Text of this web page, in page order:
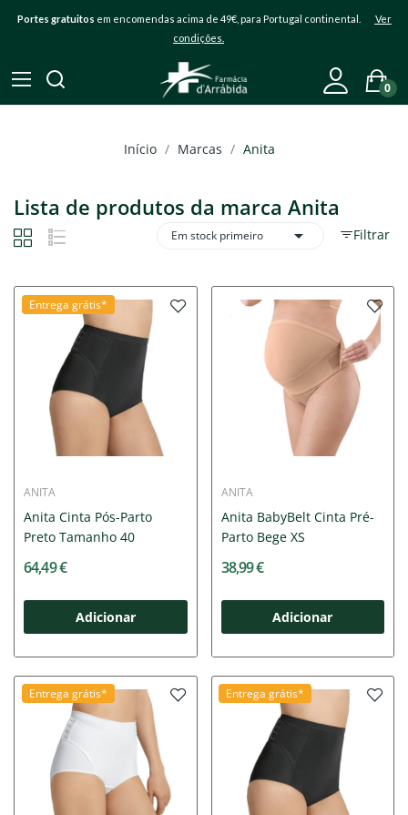
Portes gratuitos em encomendas acima de 49€, para Portugal continental. Ver
condições.
0
Início Marcas Anita
Lista de produtos da marca Anita
Filtrar
Em stock primeiro 
Entrega grátis*
ANITA
Anita Cinta Pós-Parto
Preto Tamanho 40
64,49 €
Adicionar
ANITA
Anita BabyBelt Cinta Pré-
Parto Bege XS
38,99 €
Adicionar
Entrega grátis* Entrega grátis*